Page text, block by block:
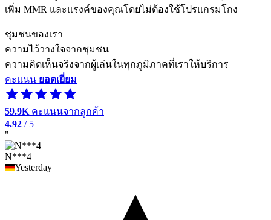
เพิ่ม MMR และแรงค์ของคุณโดยไม่ต้องใช้โปรแกรมโกง
ชุมชนของเรา
ความไว้วางใจจากชุมชน
ความคิดเห็นจริงจากผู้เล่นในทุกภูมิภาคที่เราให้บริการ
คะแนน ยอดเยี่ยม
59.9K คะแนนจากลูกค้า
4.92 / 5
"
N***4
Yesterday